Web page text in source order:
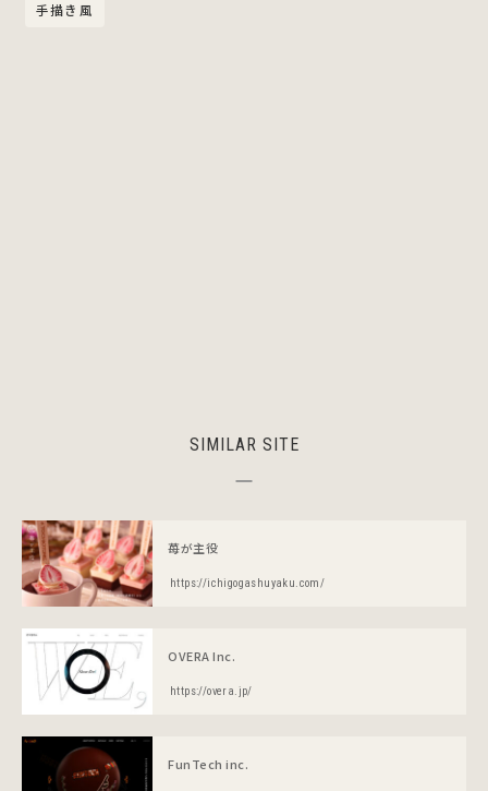
手描き風
SIMILAR SITE
苺が主役
https://ichigogashuyaku.com/
OVERA Inc.
https://overa.jp/
FunTech inc.